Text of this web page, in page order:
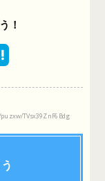
！
TVsx39ZnF6Bdg